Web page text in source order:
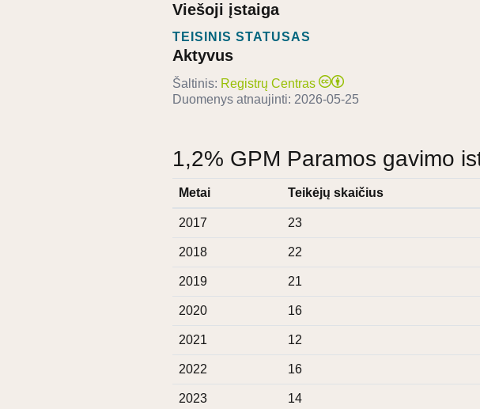
Viešoji įstaiga
TEISINIS STATUSAS
Aktyvus
Šaltinis: Registrų Centras
Duomenys atnaujinti: 2026-05-25
1,2% GPM Paramos gavimo
Metai Teikėjų skaičius
2017 23
2018 22
2019 21
2020 16
2021 12
2022 16
2023 14